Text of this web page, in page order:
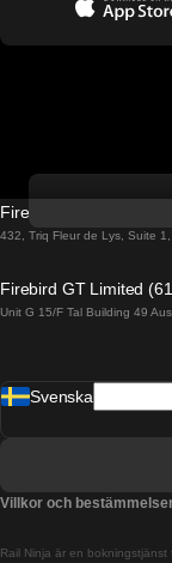
Firebird GT Limited
432, Triq Fleur de Lys, Suite
Firebird GT Limited
Unit G 15/F Tal Building 49
Rail Ninja är en
Svenska
Villkor och